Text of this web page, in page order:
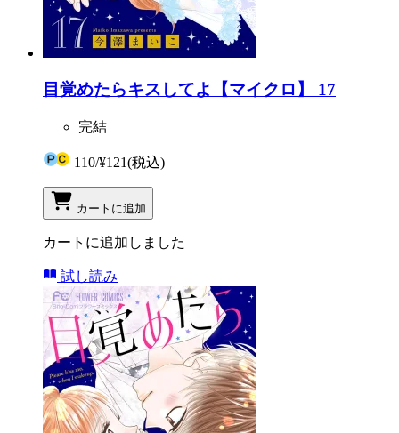
目覚めたらキスしてよ【マイクロ】 17
完結
110/¥121(税込)
カートに追加
カートに追加しました
試し読み